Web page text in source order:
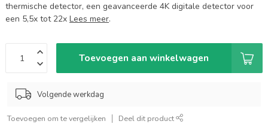
thermische detector, een geavanceerde 4K digitale detector voor
een 5,5x tot 22x Lees meer.
Toevoegen aan winkelwagen
Volgende werkdag
Toevoegen om te vergelijken Deel dit product